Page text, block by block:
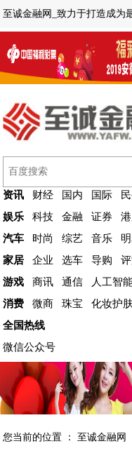
至诚金融网_致力于打造成为
资讯 财经 国内 国际
娱乐
科技 金融 证券
汽车
时尚 综艺 音乐
家居
企业 选车 导购
游戏
商讯 通信 人工智
消费
微商 珠宝 化妆护
全国热线
微信公众号
您当前的位置 ： 至诚金融网